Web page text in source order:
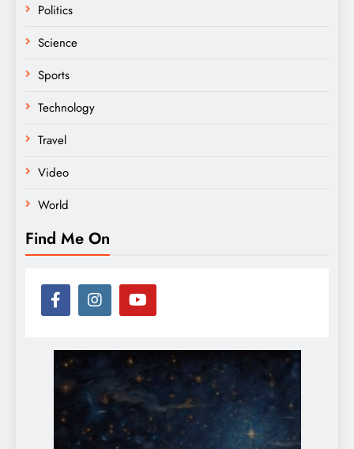
Politics
Science
Sports
Technology
Travel
Video
World
Find Me On